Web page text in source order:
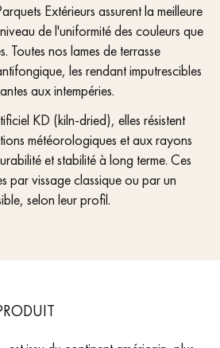
Extérieurs assurent la meilleure
de l'uniformité des couleurs que
Toutes nos lames de terrasse
les rendant imputrescibles
aux intempéries.
KD (kiln-dried), elles résistent
météorologiques et aux rayons
et stabilité à long terme. Ces
par vissage classique ou par un
selon leur profil.